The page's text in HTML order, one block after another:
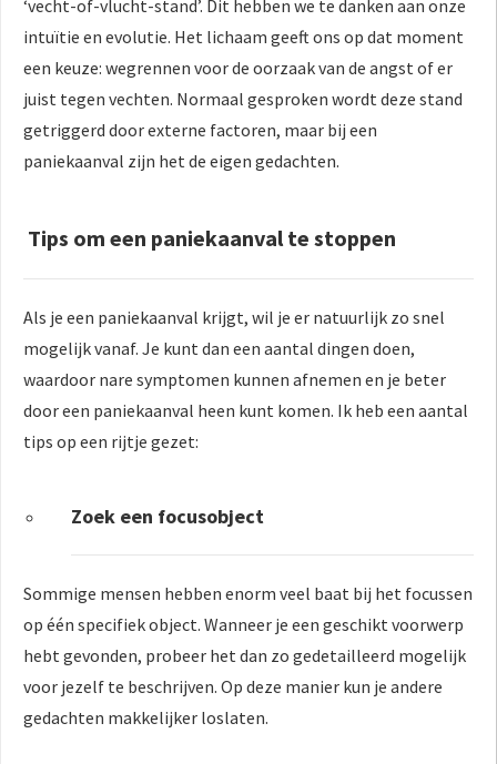
‘vecht-of-vlucht-stand’. Dit hebben we te danken aan onze
intuïtie en evolutie. Het lichaam geeft ons op dat moment
een keuze: wegrennen voor de oorzaak van de angst of er
juist tegen vechten. Normaal gesproken wordt deze stand
getriggerd door externe factoren, maar bij een
paniekaanval zijn het de eigen gedachten.
Tips om een paniekaanval te stoppen
Als je een paniekaanval krijgt, wil je er natuurlijk zo snel
mogelijk vanaf. Je kunt dan een aantal dingen doen,
waardoor nare symptomen kunnen afnemen en je beter
door een paniekaanval heen kunt komen. Ik heb een aantal
tips op een rijtje gezet:
Zoek een focusobject
Sommige mensen hebben enorm veel baat bij het focussen
op één specifiek object. Wanneer je een geschikt voorwerp
hebt gevonden, probeer het dan zo gedetailleerd mogelijk
voor jezelf te beschrijven. Op deze manier kun je andere
gedachten makkelijker loslaten.